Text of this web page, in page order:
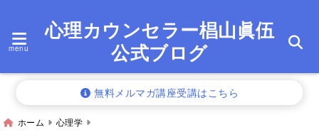
menu
心理カウンセラー椙山眞伍
公式ブログ
無料メルマガ講座受講はこちら
ホーム 心理学